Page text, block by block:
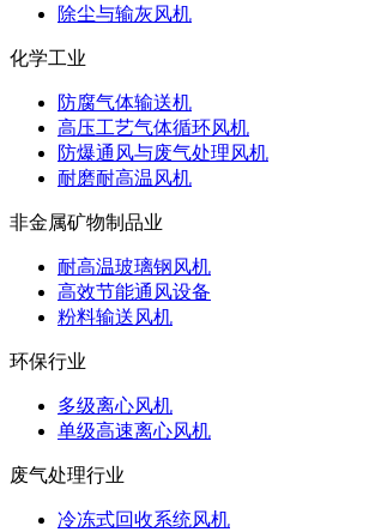
除尘与输灰风机
化学工业
防腐气体输送机
高压工艺气体循环风机
防爆通风与废气处理风机
耐磨耐高温风机
非金属矿物制品业
耐高温玻璃钢风机
高效节能通风设备
粉料输送风机
环保行业
多级离心风机
单级高速离心风机
废气处理行业
冷冻式回收系统风机